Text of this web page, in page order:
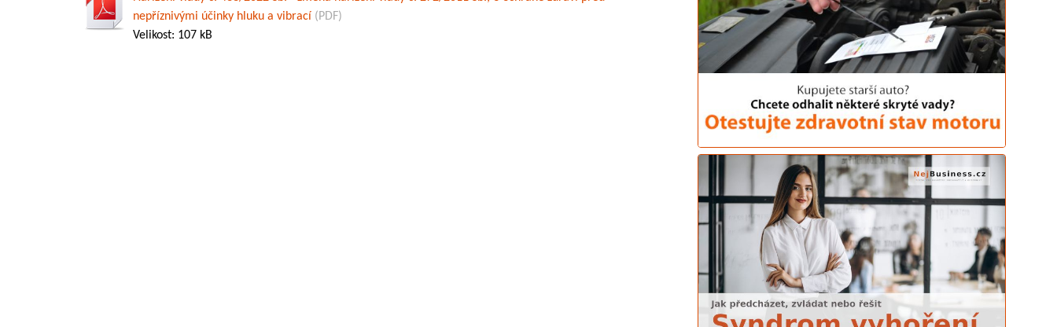
nepříznivými účinky hluku a vibrací (PDF)
Velikost: 107 kB